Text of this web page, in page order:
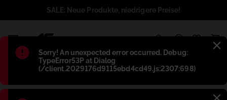
Błąd:
Sorry! An unexpected error occurred. Debug:
TypeError53P at Dialog
(/client.2029176d9115ebd4cd49.js:2307:698)
SALE: Neue Produkte, niedrigere Preise!